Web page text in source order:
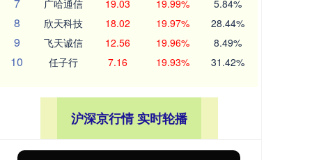
广哈通信 19.03 19.99% 5.84%
8 欣天科技 18.02 19.97% 28.44%
9 飞天诚信 12.56 19.96% 8.49%
10 任子行 7.16 19.93% 31.42%
沪深京行情 实时轮播